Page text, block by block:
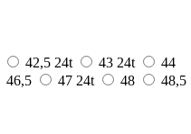
42,5 24t 43 24t
44
46,5 47 24t 48
48,5